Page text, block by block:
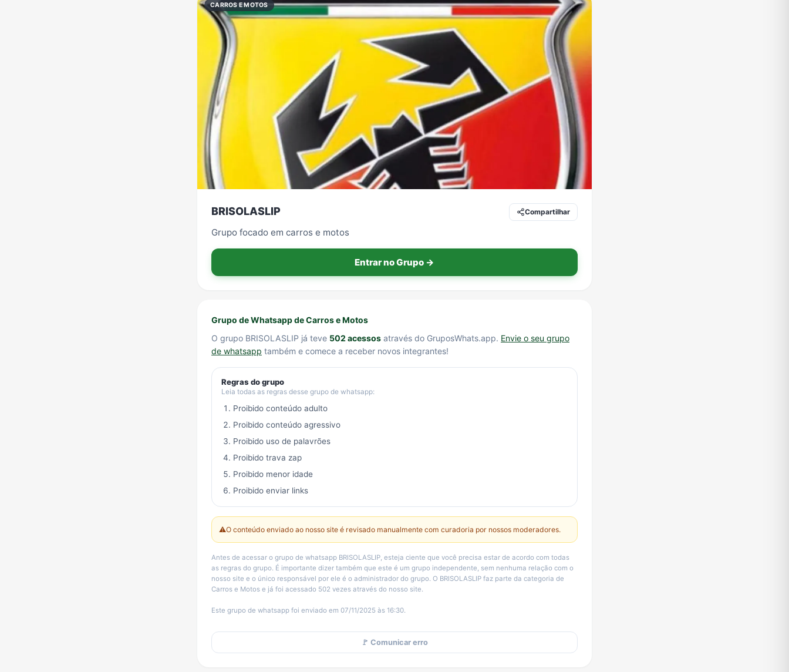
CARROS E MOTOS
BRISOLASLIP Compartilhar
Grupo focado em carros e motos
Entrar no Grupo →
Grupo de Whatsapp de Carros e Motos
O grupo BRISOLASLIP já teve 502 acessos através do GruposWhats.app. Envie o seu grupo
de whatsapp também e comece a receber novos integrantes!
Regras do grupo
Leia todas as regras desse grupo de whatsapp:
Proibido conteúdo adulto
Proibido conteúdo agressivo
Proibido uso de palavrões
Proibido trava zap
Proibido menor idade
Proibido enviar links
⚠️O conteúdo enviado ao nosso site é revisado manualmente com curadoria por nossos moderadores.
Antes de acessar o grupo de whatsapp BRISOLASLIP, esteja ciente que você precisa estar de acordo com todas
as regras do grupo. É importante dizer também que este é um grupo independente, sem nenhuma relação com o
nosso site e o único responsável por ele é o administrador do grupo. O BRISOLASLIP faz parte da categoria de
Carros e Motos e já foi acessado 502 vezes através do nosso site.
Este grupo de whatsapp foi enviado em 07/11/2025 às 16:30.
🚩 Comunicar erro